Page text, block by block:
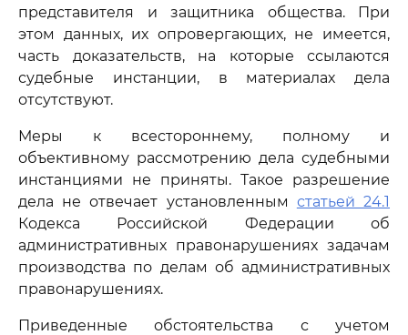
представителя и защитника общества. При
этом данных, их опровергающих, не имеется,
часть доказательств, на которые ссылаются
судебные инстанции, в материалах дела
отсутствуют.
Меры к всестороннему, полному и
объективному рассмотрению дела судебными
инстанциями не приняты. Такое разрешение
дела не отвечает установленным статьей 24.1
Кодекса Российской Федерации об
административных правонарушениях задачам
производства по делам об административных
правонарушениях.
Приведенные обстоятельства с учетом